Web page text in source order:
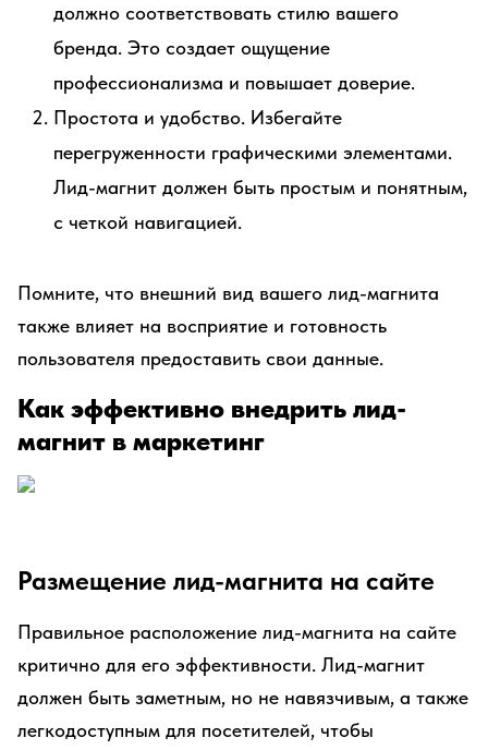
должно соответствовать стилю вашего
бренда. Это создает ощущение
профессионализма и повышает доверие.
Простота и удобство. Избегайте
перегруженности графическими элементами.
Лид-магнит должен быть простым и понятным,
с четкой навигацией.
Помните, что внешний вид вашего лид-магнита
также влияет на восприятие и готовность
пользователя предоставить свои данные.
Как эффективно внедрить лид-
магнит в маркетинг
Размещение лид-магнита на сайте
Правильное расположение лид-магнита на сайте
критично для его эффективности. Лид-магнит
должен быть заметным, но не навязчивым, а также
легкодоступным для посетителей, чтобы